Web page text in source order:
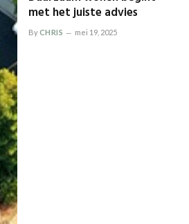
met het juiste advies
ByCHRIS mei 19, 2025